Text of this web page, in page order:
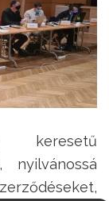
keresetű
nyilvánossá